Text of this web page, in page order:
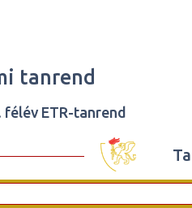
tanrend
félév ETR-tanrend